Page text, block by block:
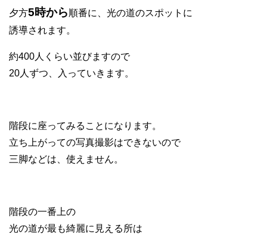
夕方5時から順番に、光の道のスポットに
誘導されます。
約400人くらい並びますので
20人ずつ、入っていきます。
階段に座ってみることになります。
立ち上がっての写真撮影はできないので
三脚などは、使えません。
階段の一番上の
光の道が最も綺麗に見える所は